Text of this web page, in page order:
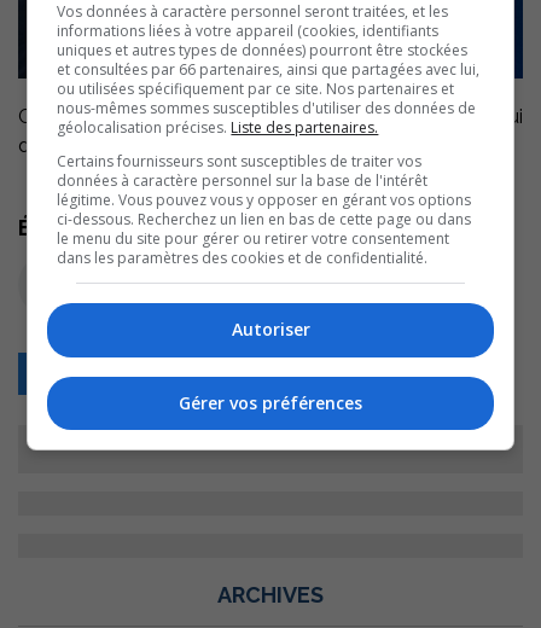
Geneviève lance un défi mensuel à Louis-Philippe, celui
de découvrir le cépage mystère….
Écoutez l'extrait audio
Retour
ARCHIVES
Vos données à caractère personnel seront traitées, et les
informations liées à votre appareil (cookies, identifiants
uniques et autres types de données) pourront être stockées
et consultées par 66 partenaires, ainsi que partagées avec lui,
ou utilisées spécifiquement par ce site. Nos partenaires et
nous-mêmes sommes susceptibles d'utiliser des données de
géolocalisation précises. Liste des partenaires.
Certains fournisseurs sont susceptibles de traiter vos
données à caractère personnel sur la base de l'intérêt
légitime. Vous pouvez vous y opposer en gérant vos options
ci-dessous. Recherchez un lien en bas de cette page ou dans
le menu du site pour gérer ou retirer votre consentement
dans les paramètres des cookies et de confidentialité.
Autoriser
Gérer vos préférences